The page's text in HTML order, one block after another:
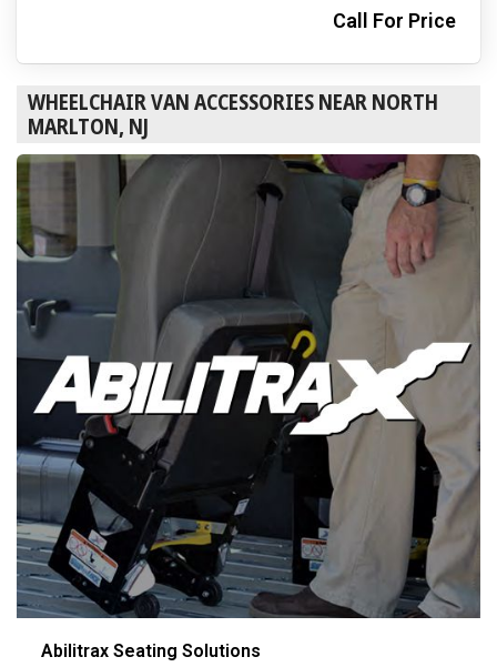
Call For Price
WHEELCHAIR VAN ACCESSORIES NEAR NORTH
MARLTON, NJ
Abilitrax Seating Solutions